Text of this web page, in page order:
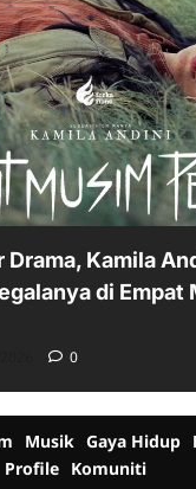
Drama, Kamila
di Empat
0
Musik Gaya Hidup
Profile Komuniti